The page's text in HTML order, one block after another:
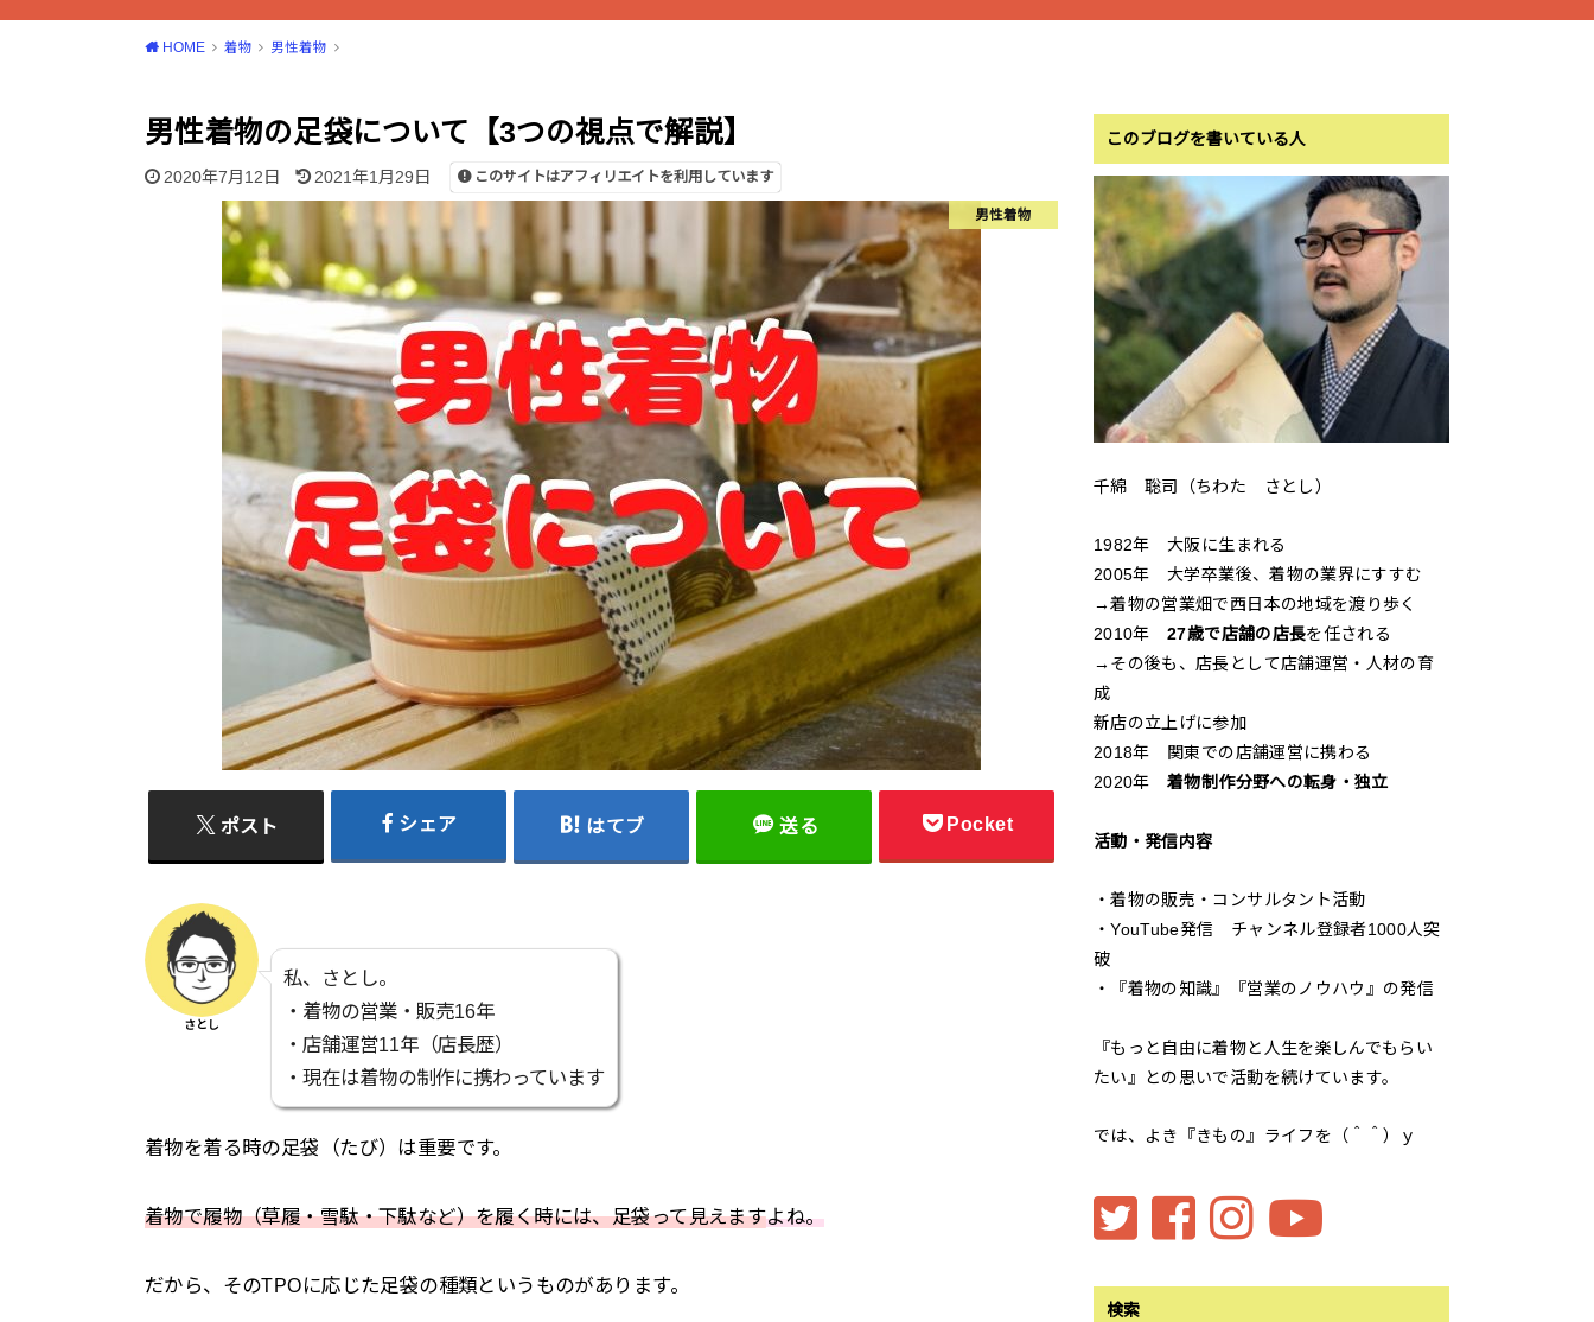
HOME 着物 男性着物
男性着物の足袋について【3つの視点で解説】
2020年7月12日 2021年1月29日 このサイトはアフィリエイトを利用しています
男性着物
ポスト シェア はてブ 送る Pocket
さとし
私、さとし。
・着物の営業・販売16年
・店舗運営11年（店長歴）
・現在は着物の制作に携わっています
着物を着る時の足袋（たび）は重要です。
着物で履物（草履・雪駄・下駄など）を履く時には、足袋って見えますよね。
だから、そのTPOに応じた足袋の種類というものがあります。
このブログを書いている人
千綿 聡司（ちわた さとし）
1982年 大阪に生まれる
2005年 大学卒業後、着物の業界にすすむ
→着物の営業畑で西日本の地域を渡り歩く
2010年27歳で店舗の店長を任される
→その後も、店長として店舗運営・人材の育
成
新店の立上げに参加
2018年 関東での店舗運営に携わる
2020年着物制作分野への転身・独立
活動・発信内容
・着物の販売・コンサルタント活動
・YouTube発信 チャンネル登録者1000人突
破
・『着物の知識』『営業のノウハウ』の発信
『もっと自由に着物と人生を楽しんでもらい
たい』との思いで活動を続けています。
では、よき『きもの』ライフを（＾＾）ｙ
検索